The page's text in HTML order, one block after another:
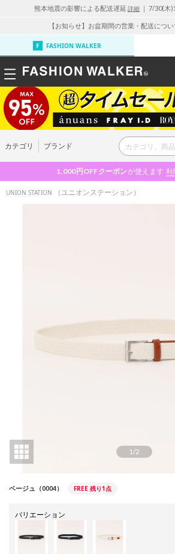
熊本地震の影響による配送遅延 詳細 ｜ 7/30(木
【お知らせ】お盆期間の営業・配送につ
FASHION WALKER
カテゴリ ブランド
1,000円OFFクーポンが使えます 利
UNION STATION （ユニオンステーション）
1/2
ベージュ（0004） FREE 残り1点
バリエーション